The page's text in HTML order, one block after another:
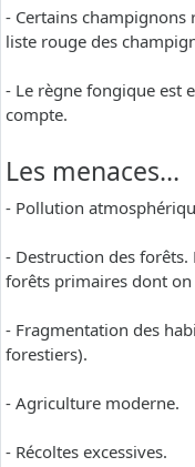
- Certains champignons
liste rouge des
- Le règne fongique est
compte.
Les menaces…
- Pollution
- Destruction des forêts.
forêts primaires dont on
- Fragmentation des
forestiers).
- Agriculture moderne.
- Récoltes excessives.